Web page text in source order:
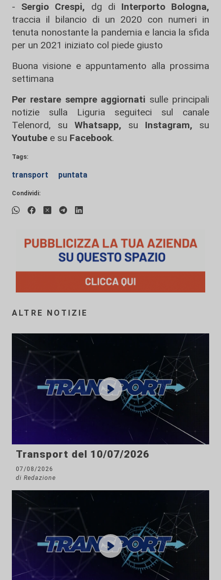
- Sergio Crespi, dg di Interporto Bologna,
traccia il bilancio di un 2020 con numeri in
tenuta nonostante la pandemia e lancia la sfida
per un 2021 iniziato col piede giusto
Buona visione e appuntamento alla prossima
settimana
Per restare sempre aggiornati sulle principali
notizie sulla Liguria seguiteci sul canale
Telenord, su
Whatsapp, su Instagram, su
Youtube e su Facebook.
Tags:
transport puntata
Condividi:
ALTRE NOTIZIE
Transport del 10/07/2026
07/08/2026
di Redazione